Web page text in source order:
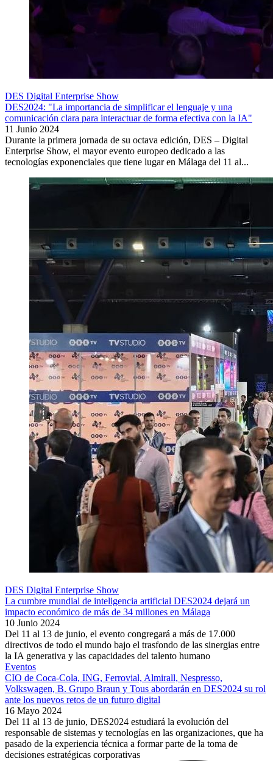
DES Digital Enterprise Show
DES2024: "La importancia de simplificar el lenguaje y una
comunicación clara para interactuar de forma efectiva con la IA"
11 Junio 2024
Durante la primera jornada de su octava edición, DES – Digital
Enterprise Show, el mayor evento europeo dedicado a las
tecnologías exponenciales que tiene lugar en Málaga del 11 al...
DES Digital Enterprise Show
La cumbre mundial de inteligencia artificial DES2024 dejará un
impacto económico de más de 34 millones en Málaga
10 Junio 2024
Del 11 al 13 de junio, el evento congregará a más de 17.000
directivos de todo el mundo bajo el trasfondo de las sinergias entre
la IA generativa y las capacidades del talento humano
Eventos
CIO de Coca-Cola, ING, Ferrovial, Almirall, Nespresso,
Volkswagen, B. Grupo Braun y Tous abordarán en DES2024 su rol
ante los nuevos retos de un futuro digital
16 Mayo 2024
Del 11 al 13 de junio, DES2024 estudiará la evolución del
responsable de sistemas y tecnologías en las organizaciones, que ha
pasado de la experiencia técnica a formar parte de la toma de
decisiones estratégicas corporativas